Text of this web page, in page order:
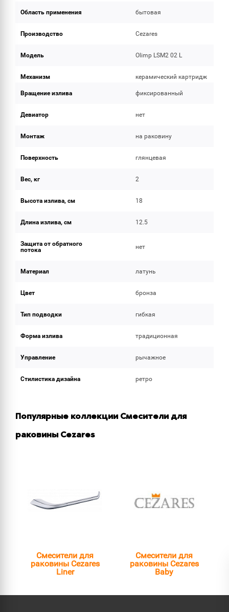
Область применения бытовая
Производство Cezares
Модель Olimp LSM2 02 L
Механизм керамический картридж
Вращение излива фиксированный
Девиатор нет
Монтаж на раковину
Поверхность глянцевая
Вес, кг 2
Высота излива, см 18
Длина излива, см 12.5
Защита от обратного
потока
нет
Материал латунь
Цвет бронза
Тип подводки гибкая
Форма излива традиционная
Управление рычажное
Стилистика дизайна ретро
Популярные коллекции Смесители для
раковины Cezares
Смесители для
раковины Cezares
Liner
Смесители для
раковины Cezares
Baby